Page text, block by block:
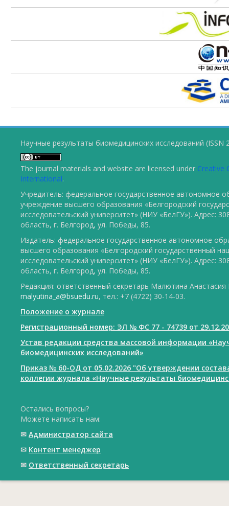
Научные результаты биомедицинских исследований (ISSN
The journal materials and website are licensed under Creative
International.
Учредитель: федеральное государственное автономное
учреждение высшего образования «Белгородский
исследовательский университет» (НИУ «БелГУ»). Адрес:
область, г. Белгород, ул. Победы, 85.
Издатель: федеральное государственное автономное
высшего образования «Белгородский государственный
исследовательский университет» (НИУ «БелГУ»). Адрес:
область, г. Белгород, ул. Победы, 85.
Редакция: ответственный секретарь Малютина
malyutina_a@bsuedu.ru, тел.: +7 (4722) 30-14-03.
Положение о журнале
Регистрационный номер: ЭЛ № ФС 77 - 74739 от
Устав редакции средства массовой информации
биомедицинских исследований»
Приказ № 60-ОД от 05.02.2026 "Об утверждении
коллегии журнала «Научные результаты
Остались вопросы?
Можете написать нам:
✉ Администратор сайта
✉ Контент менеджер
✉ Ответственный cекретарь